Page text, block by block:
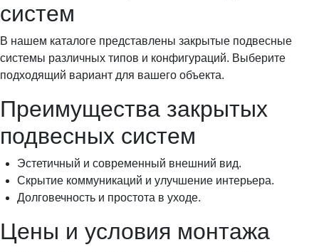
систем
В нашем каталоге представлены закрытые подвесные
системы различных типов и конфигураций. Выберите
подходящий вариант для вашего объекта.
Преимущества закрытых
подвесных систем
Эстетичный и современный внешний вид.
Скрытие коммуникаций и улучшение интерьера.
Долговечность и простота в уходе.
Цены и условия монтажа